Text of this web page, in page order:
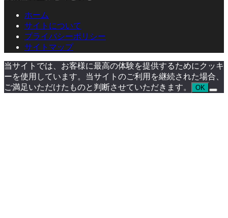
ホーム
サイトについて
プライバシーポリシー
サイトマップ
当サイトでは、お客様に最高の体験を提供するためにクッキ
ーを使用しています。当サイトのご利用を継続された場合、
ご満足いただけたものと判断させていただきます。
OK